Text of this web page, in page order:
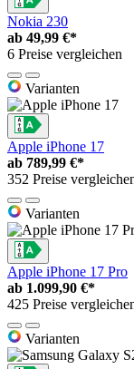
Nokia 230
ab 49,99 €*
6 Preise vergleichen
Varianten
Apple iPhone 17
ab 789,99 €*
352 Preise
Varianten
Apple iPhone 17 Pro
ab 1.099,90 €*
425 Preise
Varianten